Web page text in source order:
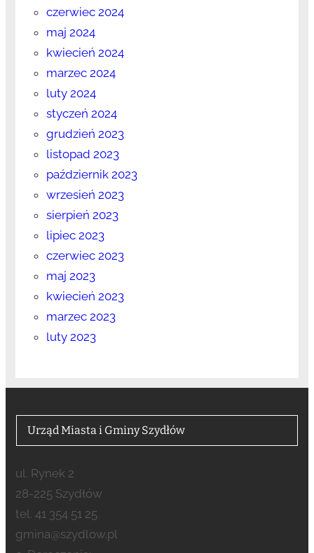
czerwiec 2024
maj 2024
kwiecień 2024
marzec 2024
luty 2024
styczeń 2024
grudzień 2023
listopad 2023
październik 2023
wrzesień 2023
sierpień 2023
lipiec 2023
czerwiec 2023
maj 2023
kwiecień 2023
marzec 2023
luty 2023
Urząd Miasta i Gminy Szydłów
ul. Rynek 2
28-225 Szydłów
tel. 41 354 51 25
gmina@szydlow.pl